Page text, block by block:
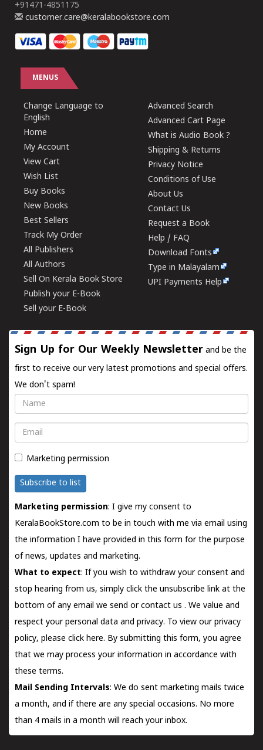
+91471-4851175
customer.care@keralabookstore.com
MENUS
Change Language to
English
Home
My Account
View Cart
Wish List
Buy Books
New Books
Best Sellers
Track My Order
All Publishers
All Authors
Sell On Kerala Book Store
Publish your E-Book
Sell your E-Book
Advanced Search
Advanced Cart Page
What is Audio Book ?
Shipping & Returns
Privacy Notice
Conditions of Use
About Us
Contact Us
Request a Book
Help / FAQ
Download Fonts
Type in Malayalam
UPI Payments Help
Sign Up for Our Weekly Newsletter and be the
first to receive our very latest promotions and special offers.
We don't spam!
Name
Email
Marketing permission
Subscribe to list
Marketing permission: I give my consent to
KeralaBookStore.com to be in touch with me via email using
the information I have provided in this form for the purpose
of news, updates and marketing.
What to expect: If you wish to withdraw your consent and
stop hearing from us, simply click the unsubscribe link at the
bottom of any email we send orcontact us . We value and
respect your personal data and privacy. To view our privacy
policy, please click here. By submitting this form, you agree
that we may process your information in accordance with
these terms.
Mail Sending Intervals: We do sent marketing mails twice
a month, and if there are any special occasions. No more
than 4 mails in a month will reach your inbox.